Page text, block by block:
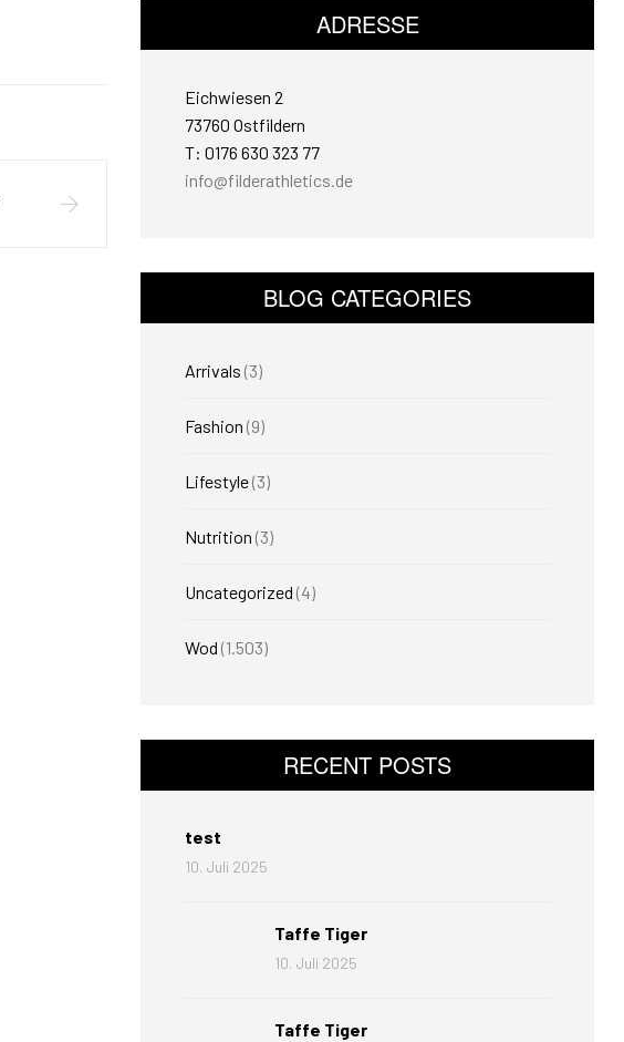
ADRESSE
Eichwiesen 2
73760 Ostfildern
T: 0176 630 323 77
info@filderathletics.de
BLOG CATEGORIES
Arrivals (3)
Fashion (9)
Lifestyle(3)
Nutrition (3)
Uncategorized (4)
Wod (1.503)
RECENT POSTS
test
10. Juli 2025
Taffe Tiger
10. Juli 2025
Taffe Tiger